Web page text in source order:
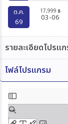
ต.ค.
69
17,999 ฿
03-06
รายละเอียดโปรแ
ไฟล์โปรแกรม